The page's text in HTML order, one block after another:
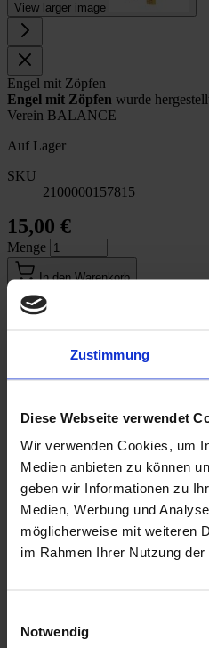
Zustimmung
Diese Webseite verwendet
Wir verwenden Cookies, um
Medien anbieten zu können
geben wir Informationen zu
Medien, Werbung und
möglicherweise mit weiteren
im Rahmen Ihrer Nutzung
Notwendig
View larger image
Engel mit Zöpfen
Engel mit Zöpfen wurde
Verein BALANCE
Auf Lager
SKU
2100000157815
15,00 €
Menge
In den Warenkorb
Beschreibung /Engel
BALANCE.
Dieser handgefertigteEngel mit
Mit seinen zarten Filzflügeln und
eine bezaubernde Kombination
Gefertigt aus hochwertigem Filz
Nuancen, strahlt er Lebensfreude
Material:Filz, Holz